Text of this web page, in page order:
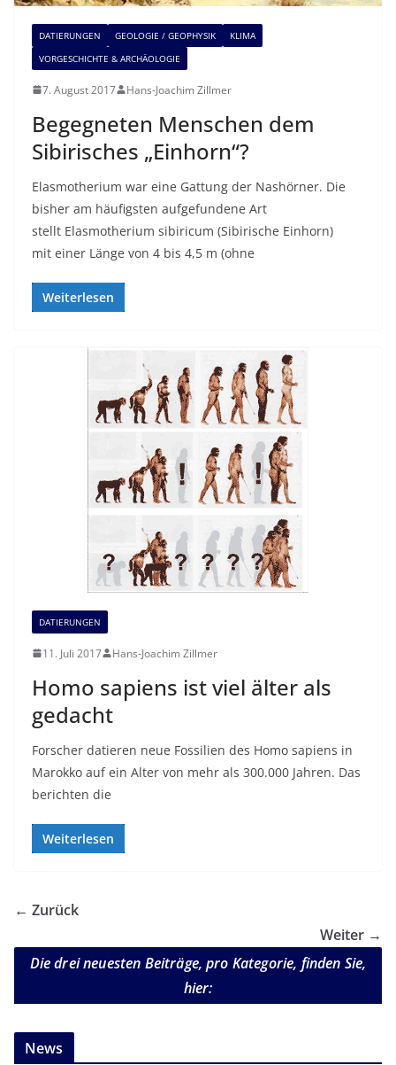
DATIERUNGEN GEOLOGIE / GEOPHYSIK
KLIMA
VORGESCHICHTE & ARCHÄOLOGIE
7. August 2017 Hans-Joachim Zillmer
Begegneten Menschen dem
Sibirisches „Einhorn“?
Elasmotherium war eine Gattung der Nashörner. Die
bisher am häufigsten aufgefundene Art
stellt Elasmotherium sibiricum (Sibirische Einhorn)
mit einer Länge von 4 bis 4,5 m (ohne
Weiterlesen
DATIERUNGEN
11. Juli 2017 Hans-Joachim Zillmer
Homo sapiens ist viel älter als
gedacht
Forscher datieren neue Fossilien des Homo sapiens in
Marokko auf ein Alter von mehr als 300.000 Jahren. Das
berichten die
Weiterlesen
← Zurück
Weiter →
Die drei neuesten Beiträge, pro Kategorie, finden Sie,
hier:
News